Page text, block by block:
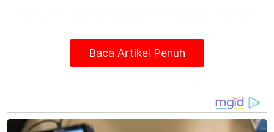
hanya memuatkan lapan orang askar serta
dua saf kosong.
Baca Artikel Penuh